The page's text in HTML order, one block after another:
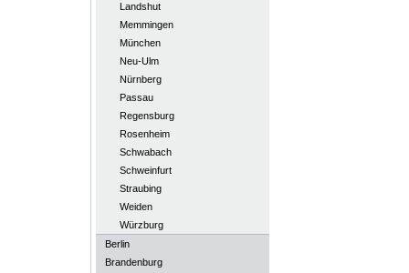
Landshut
Memmingen
München
Neu-Ulm
Nürnberg
Passau
Regensburg
Rosenheim
Schwabach
Schweinfurt
Straubing
Weiden
Würzburg
Berlin
Brandenburg